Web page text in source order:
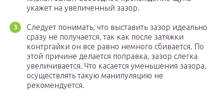
укажет на увеличенный зазор.
Следует понимать, что выставить зазор идеально
сразу не получается, так как после затяжки
контргайки он все равно немного сбивается. По
этой причине делается поправка, зазор слегка
увеличивается. Что касается уменьшения зазора,
осуществлять такую манипуляцию не
рекомендуется.